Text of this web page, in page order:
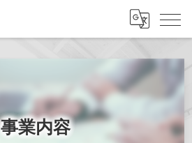
事業内容